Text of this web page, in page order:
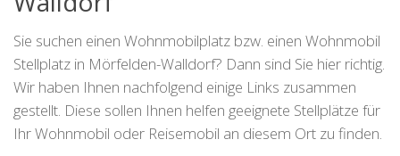
Sie suchen einen Wohnmobilplatz bzw. einen Wohnmobil
Stellplatz in Mörfelden-Walldorf? Dann sind Sie hier richtig.
Wir haben Ihnen nachfolgend einige Links zusammen
gestellt. Diese sollen Ihnen helfen geeignete Stellplätze für
Ihr Wohnmobil oder Reisemobil an diesem Ort zu finden.